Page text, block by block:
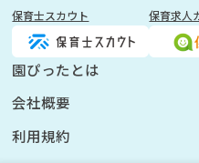
く
イ
ン
保育士スカウト 保育求人
園ぴったとは
会社概要
利用規約